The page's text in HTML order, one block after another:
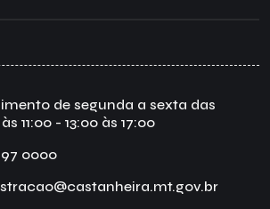
de segunda a sexta das
11:00 - 13:00 às 17:00
0000